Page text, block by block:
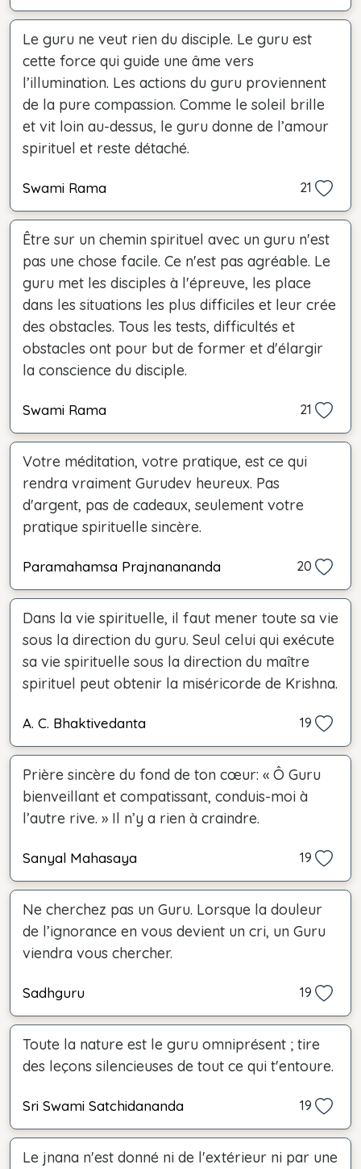
Le guru ne veut rien du disciple. Le guru est
cette force qui guide une âme vers
l’illumination. Les actions du guru proviennent
de la pure compassion. Comme le soleil brille
et vit loin au-dessus, le guru donne de l’amour
spirituel et reste détaché.
Swami Rama 21
Être sur un chemin spirituel avec un guru n'est
pas une chose facile. Ce n'est pas agréable. Le
guru met les disciples à l'épreuve, les place
dans les situations les plus difficiles et leur crée
des obstacles. Tous les tests, difficultés et
obstacles ont pour but de former et d'élargir
la conscience du disciple.
Swami Rama 21
Votre méditation, votre pratique, est ce qui
rendra vraiment Gurudev heureux. Pas
d'argent, pas de cadeaux, seulement votre
pratique spirituelle sincère.
Paramahamsa Prajnanananda 20
Dans la vie spirituelle, il faut mener toute sa vie
sous la direction du guru. Seul celui qui exécute
sa vie spirituelle sous la direction du maître
spirituel peut obtenir la miséricorde de Krishna.
A. C. Bhaktivedanta 19
Prière sincère du fond de ton cœur: « Ô Guru
bienveillant et compatissant, conduis-moi à
l’autre rive. » Il n’y a rien à craindre.
Sanyal Mahasaya 19
Ne cherchez pas un Guru. Lorsque la douleur
de l’ignorance en vous devient un cri, un Guru
viendra vous chercher.
Sadhguru 19
Toute la nature est le guru omniprésent ; tire
des leçons silencieuses de tout ce qui t'entoure.
Sri Swami Satchidananda 19
Le jnana n'est donné ni de l'extérieur ni par une